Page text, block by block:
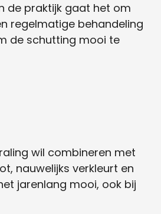
de praktijk gaat het om
regelmatige behandeling
de schutting mooi te
wil combineren met
nauwelijks verkleurt en
jarenlang mooi, ook bij